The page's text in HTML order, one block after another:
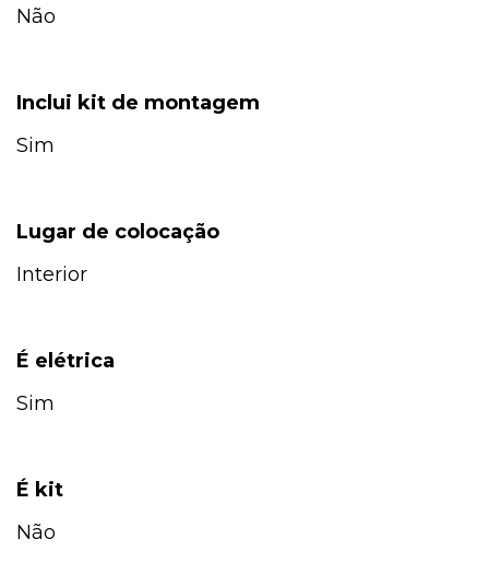
Não
Inclui kit de montagem
Sim
Lugar de colocação
Interior
É elétrica
Sim
É kit
Não